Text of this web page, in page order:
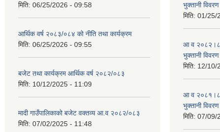
मिति: 06/25/2026 - 09:58
आर्थिक वर्ष २०८३/०८४ को नीति तथा कार्यक्रम
मिति: 06/25/2026 - 09:55
बजेट तथा कार्यक्रम आर्थिक वर्ष २०८२/०८३
मिति: 10/12/2025 - 11:09
मादी गाउँपालिकाको बजेट वक्तव्य आ.व २०८२/०८३
मिति: 07/02/2025 - 11:48
भुक्तानी विवरण
मिति: 01/25/
आ व २०८२।८३
भुक्तानी विवरण
मिति: 12/10/
आ व २०८१।८२
भुक्तानी विवरण
मिति: 07/09/